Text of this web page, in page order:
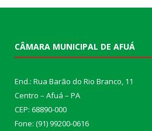
CÂMARA MUNICIPAL DE AFUÁ
End.: Rua Barão do Rio Branco, 11
Centro – Afuá – PA
CEP: 68890-000
Fone: (91) 99200-0616